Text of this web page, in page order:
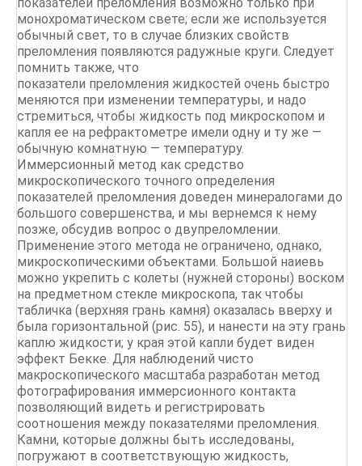
монохроматическом свете; если же используется
обычный свет, то в случае близких свойств
преломления появляются радужные круги. Следует
помнить также, что
показатели преломления жидкостей очень быстро
меняются при изменении температуры, и надо
стремиться, чтобы жидкость под микроскопом и
капля ее на рефрактометре имели одну и ту же —
обычную комнатную — температуру.
Иммерсионный метод как средство
микроскопического точного определения
показателей преломления доведен минералогами до
большого совершенства, и мы вернемся к нему
позже, обсудив вопрос о двупреломлении.
Применение этого метода не ограничено, однако,
микроскопическими объектами. Большой наиевь
можно укрепить с колеты (нужней стороны) воском
на предметном стекле микроскопа, так чтобы
табличка (верхняя грань камня) оказалась вверху и
была горизонтальной (рис. 55), и нанести на эту грань
каплю жидкости; у края этой капли будет виден
эффект Бекке. Для наблюдений чисто
макроскопического масштаба разработан метод
фотографирования иммерсионного контакта
позволяющий видеть и регистрировать
соотношения между показателями преломления.
Камни, которые должны быть исследованы,
погружают в соответствующую жидкость,